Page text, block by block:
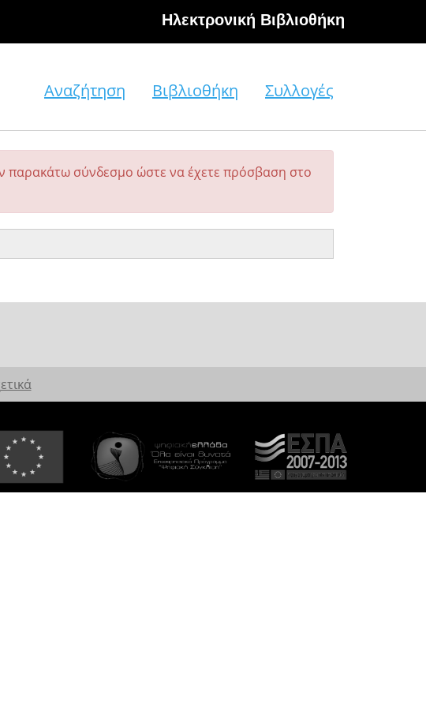
Hλεκτρονική Βιβλιοθήκη
Αναζήτηση Βιβλιοθήκη Συλλογές
παρακάτω σύνδεσμο ώστε να έχετε πρόσβαση στο